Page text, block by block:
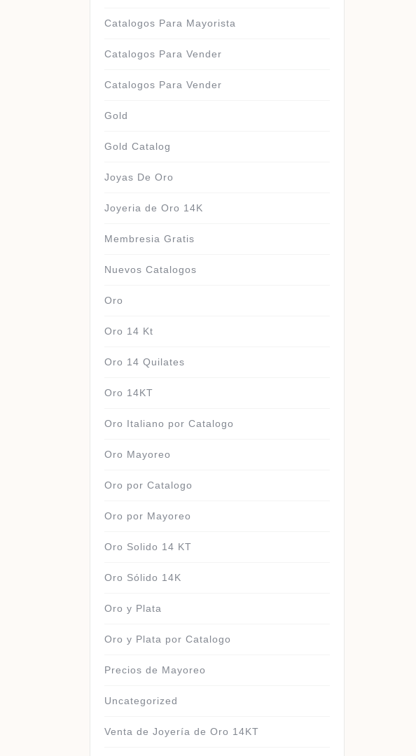
Catalogos Para Mayorista
Catalogos Para Vender
Catalogos Para Vender
Gold
Gold Catalog
Joyas De Oro
Joyeria de Oro 14K
Membresia Gratis
Nuevos Catalogos
Oro
Oro 14 Kt
Oro 14 Quilates
Oro 14KT
Oro Italiano por Catalogo
Oro Mayoreo
Oro por Catalogo
Oro por Mayoreo
Oro Solido 14 KT
Oro Sólido 14K
Oro y Plata
Oro y Plata por Catalogo
Precios de Mayoreo
Uncategorized
Venta de Joyería de Oro 14KT